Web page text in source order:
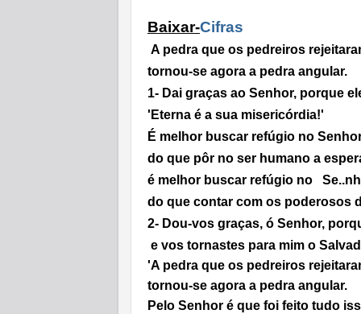
Baixar-Cifras
A pedra que os pedreiros
tornou-se agora a pedra angular.
1- Dai graças ao Senhor, porque
'Eterna é a sua misericórdia!'
É melhor buscar refúgio no
do que pôr no ser humano a
é melhor buscar refúgio no
do que contar com os poderosos
2- Dou-vos graças, ó Senhor,
e vos tornastes para mim o
'A pedra que os pedreiros
tornou-se agora a pedra angular.
Pelo Senhor é que foi feito tudo